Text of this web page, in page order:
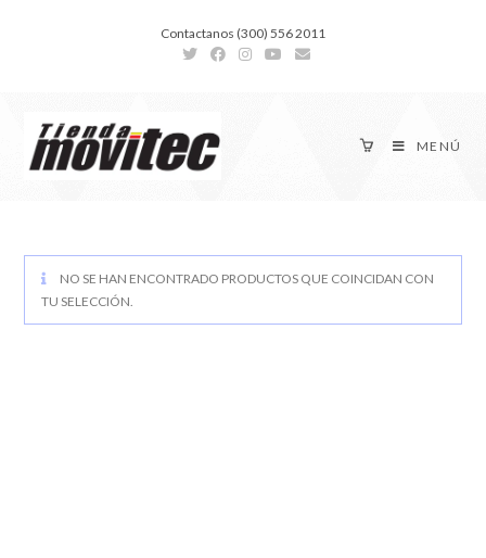
Contactanos (300) 556 2011
MENÚ
NO SE HAN ENCONTRADO PRODUCTOS QUE COINCIDAN CON
TU SELECCIÓN.